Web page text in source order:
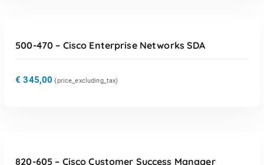
500-470 – Cisco Enterprise Networks SDA
€ 345,00 {price_excluding_tax)
820-605 – Cisco Customer Success Manager